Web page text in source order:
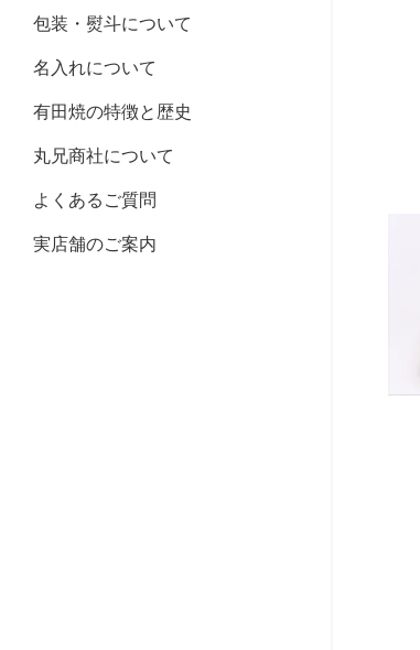
包装・熨斗について
名入れについて
有田焼の特徴と歴史
丸兄商社について
よくあるご質問
実店舗のご案内